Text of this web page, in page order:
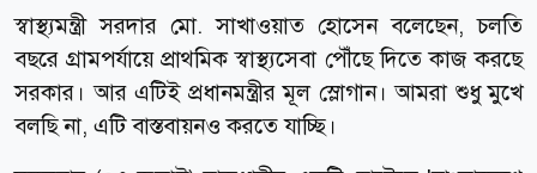
স্বাস্থ্যমন্ত্রী সরদার মো. সাখাওয়াত হোসেন বলেছেন, চলতি
বছরে গ্রামপর্যায়ে প্রাথমিক স্বাস্থ্যসেবা পৌঁছে দিতে কাজ করছে
সরকার। আর এটিই প্রধানমন্ত্রীর মূল স্লোগান। আমরা শুধু মুখে
বলছি না, এটি বাস্তবায়নও করতে যাচ্ছি।